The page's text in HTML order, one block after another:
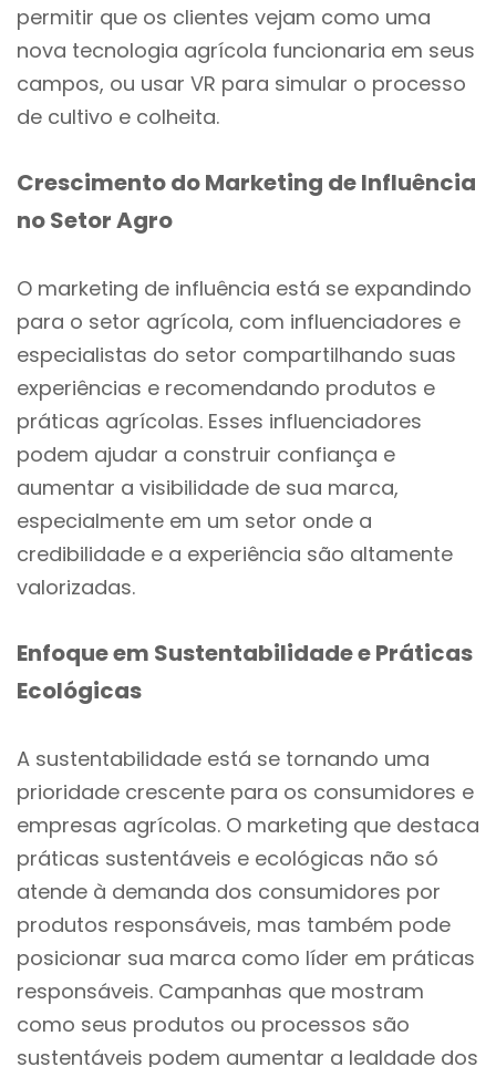
permitir que os clientes vejam como uma
nova tecnologia agrícola funcionaria em seus
campos, ou usar VR para simular o processo
de cultivo e colheita.
Crescimento do Marketing de Influência
no Setor Agro
O marketing de influência está se expandindo
para o setor agrícola, com influenciadores e
especialistas do setor compartilhando suas
experiências e recomendando produtos e
práticas agrícolas. Esses influenciadores
podem ajudar a construir confiança e
aumentar a visibilidade de sua marca,
especialmente em um setor onde a
credibilidade e a experiência são altamente
valorizadas.
Enfoque em Sustentabilidade e Práticas
Ecológicas
A sustentabilidade está se tornando uma
prioridade crescente para os consumidores e
empresas agrícolas. O marketing que destaca
práticas sustentáveis e ecológicas não só
atende à demanda dos consumidores por
produtos responsáveis, mas também pode
posicionar sua marca como líder em práticas
responsáveis. Campanhas que mostram
como seus produtos ou processos são
sustentáveis podem aumentar a lealdade dos